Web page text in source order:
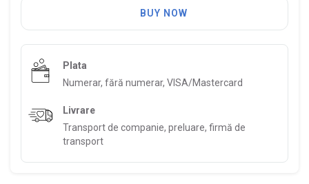
BUY NOW
Plata
Numerar, fără numerar, VISA/Mastercard
Livrare
Transport de companie, preluare, firmă de
transport